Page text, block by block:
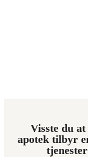
Visste du
apotek tilbyr